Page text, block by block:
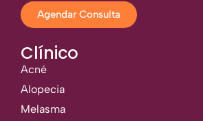
Agendar Consulta
Clínico
Acné
Alopecia
Melasma